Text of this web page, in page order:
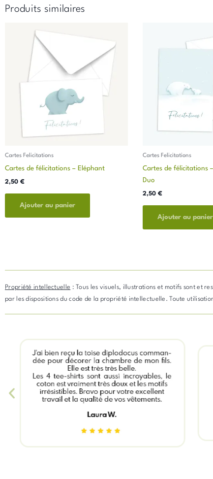
Produits similaires
Cartes Felicitations
Cartes de félicitations – Eléphant
2,50 €
Ajouter au panier
Cartes Felicitations
Cartes de félicitations
Duo
2,50 €
Ajouter au panier
Propriété intellectuelle : Tous les visuels, illustrations et motifs sont et
par les dispositions du code de la propriété intellectuelle. Toute